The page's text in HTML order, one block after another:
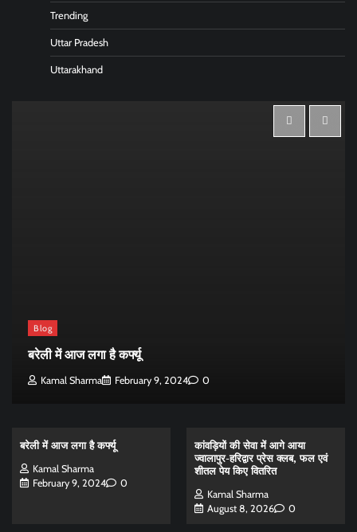
Trending
Uttar Pradesh
Uttarakhand
Blog
बरेली में आज लगा है कर्फ्यू
Kamal Sharma February 9, 2024 0
बरेली में आज लगा है कर्फ्यू
Kamal Sharma
February 9, 2024
0
कांवड़ियों की सेवा में आगे आया
ज्वालापुर-हरिद्वार प्रेस क्लब, फल एवं
शीतल पेय किए वितरित
Kamal Sharma
August 8, 2026
0